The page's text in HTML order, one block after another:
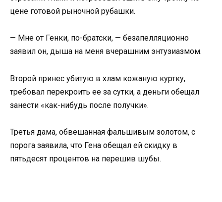
цене готовой рыночной рубашки.
— Мне от Генки, по-братски, — безапелляционно
заявил он, дыша на меня вчерашним энтузиазмом.
Второй принес убитую в хлам кожаную куртку,
требовал перекроить ее за сутки, а деньги обещал
занести «как-нибудь после получки».
Третья дама, обвешанная фальшивым золотом, с
порога заявила, что Гена обещал ей скидку в
пятьдесят процентов на перешив шубы.